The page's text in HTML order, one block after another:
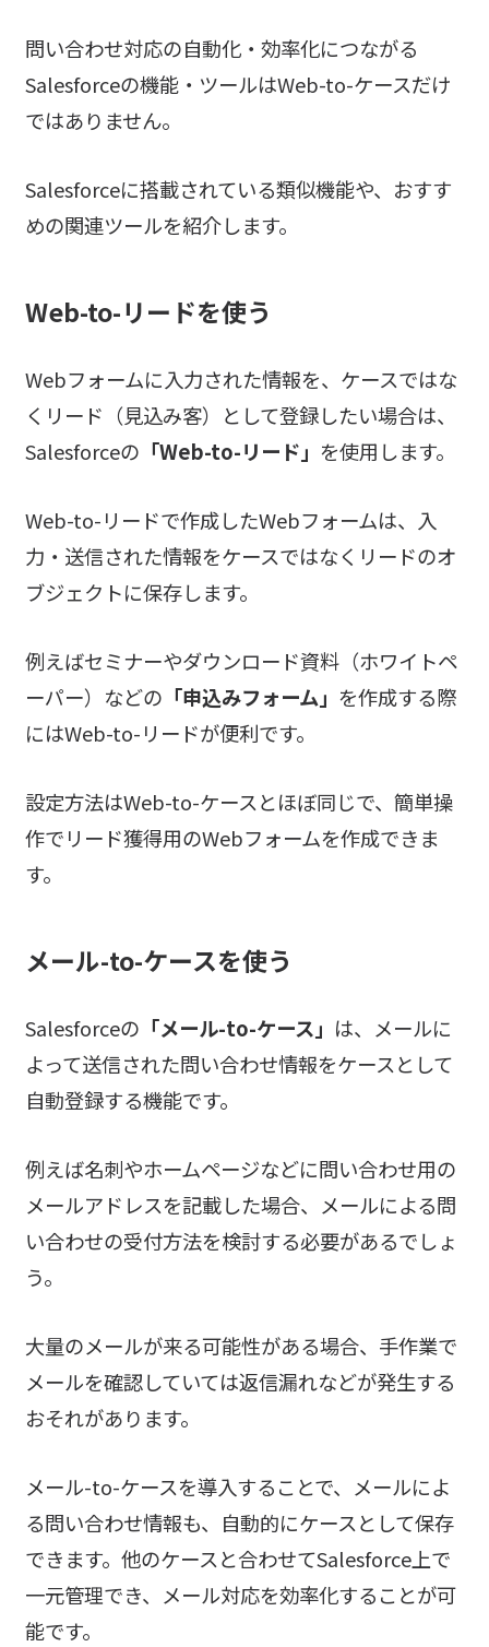
問い合わせ対応の自動化・効率化につながる
Salesforceの機能・ツールはWeb-to-ケースだけ
ではありません。
Salesforceに搭載されている類似機能や、おすす
めの関連ツールを紹介します。
Web-to-リードを使う
Webフォームに入力された情報を、ケースではな
くリード（見込み客）として登録したい場合は、
Salesforceの 「Web-to-リード」 を使用します。
Web-to-リードで作成したWebフォームは、入
力・送信された情報をケースではなくリードのオ
ブジェクトに保存します。
例えばセミナーやダウンロード資料（ホワイトペ
ーパー）などの 「申込みフォーム」 を作成する際
にはWeb-to-リードが便利です。
設定方法はWeb-to-ケースとほぼ同じで、簡単操
作でリード獲得用のWebフォームを作成できま
す。
メール-to-ケースを使う
Salesforceの 「メール-to-ケース」 は、メールに
よって送信された問い合わせ情報をケースとして
自動登録する機能です。
例えば名刺やホームページなどに問い合わせ用の
メールアドレスを記載した場合、メールによる問
い合わせの受付方法を検討する必要があるでしょ
う。
大量のメールが来る可能性がある場合、手作業で
メールを確認していては返信漏れなどが発生する
おそれがあります。
メール-to-ケースを導入することで、メールによ
る問い合わせ情報も、自動的にケースとして保存
できます。他のケースと合わせてSalesforce上で
一元管理でき、メール対応を効率化することが可
能です。